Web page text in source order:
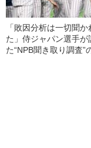
「敗因分析は一切聞か
た」侍ジャパン選手が
た“NPB聞き取り調査”